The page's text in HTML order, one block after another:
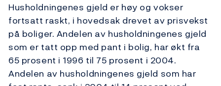
Husholdningenes gjeld er høy og vokser
fortsatt raskt, i hovedsak drevet av prisvekst
på boliger. Andelen av husholdningenes gjeld
som er tatt opp med pant i bolig, har økt fra
65 prosent i 1996 til 75 prosent i 2004.
Andelen av husholdningenes gjeld som har